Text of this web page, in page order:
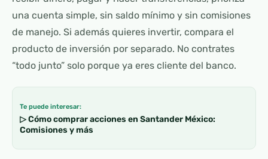
una cuenta simple, sin saldo mínimo y sin comisiones
de manejo. Si además quieres invertir, compara el
producto de inversión por separado. No contrates
“todo junto” solo porque ya eres cliente del banco.
Te puede interesar:
▷ Cómo comprar acciones en Santander México:
Comisiones y más